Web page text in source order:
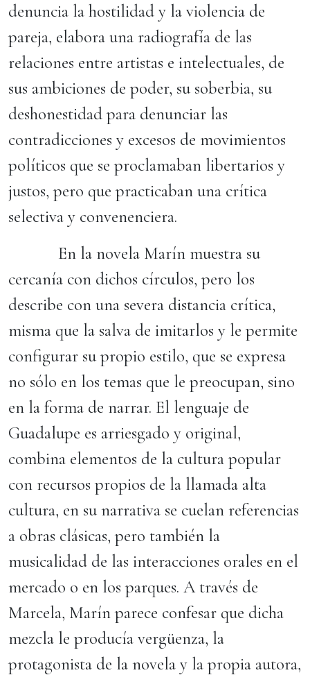
denuncia la hostilidad y la violencia de
pareja, elabora una radiografía de las
relaciones entre artistas e intelectuales, de
sus ambiciones de poder, su soberbia, su
deshonestidad para denunciar las
contradicciones y excesos de movimientos
políticos que se proclamaban libertarios y
justos, pero que practicaban una crítica
selectiva y convenenciera.
En la novela Marín muestra su
cercanía con dichos círculos, pero los
describe con una severa distancia crítica,
misma que la salva de imitarlos y le permite
configurar su propio estilo, que se expresa
no sólo en los temas que le preocupan, sino
en la forma de narrar. El lenguaje de
Guadalupe es arriesgado y original,
combina elementos de la cultura popular
con recursos propios de la llamada alta
cultura, en su narrativa se cuelan referencias
a obras clásicas, pero también la
musicalidad de las interacciones orales en el
mercado o en los parques. A través de
Marcela, Marín parece confesar que dicha
mezcla le producía vergüenza, la
protagonista de la novela y la propia autora,